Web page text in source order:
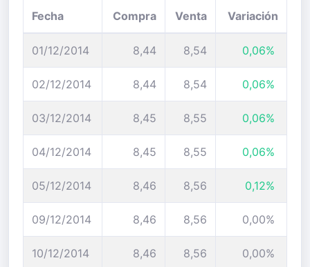
Fecha Compra Venta Variación
01/12/2014 8,44 8,54 0,06%
02/12/2014 8,44 8,54 0,06%
03/12/2014 8,45 8,55 0,06%
04/12/2014 8,45 8,55 0,06%
05/12/2014 8,46 8,56 0,12%
09/12/2014 8,46 8,56 0,00%
10/12/2014 8,46 8,56 0,00%